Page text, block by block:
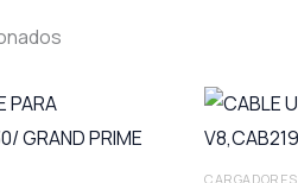
CARGADORES